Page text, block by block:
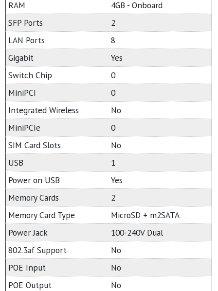
RAM
4GB - Onboard
SFP Ports
2
LAN Ports
8
Gigabit
Yes
Switch Chip
0
MiniPCI
0
Integrated Wireless
No
MiniPCIe
0
SIM Card Slots
No
USB
1
Power on USB
Yes
Memory Cards
2
Memory Card Type
MicroSD + m2SATA
Power Jack
100-240V Dual
802.3af Support
No
POE Input
No
POE Output
No